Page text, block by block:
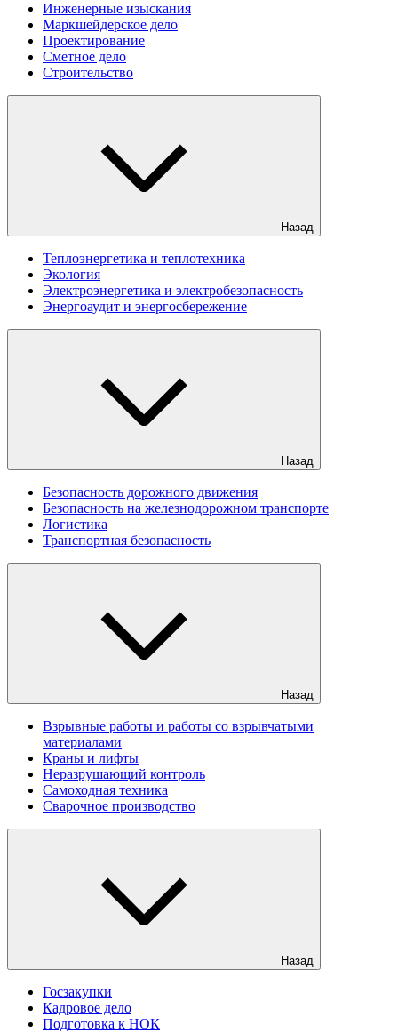
Инженерные изыскания
Маркшейдерское дело
Проектирование
Сметное дело
Строительство
Назад
Теплоэнергетика и теплотехника
Экология
Электроэнергетика и электробезопасность
Энергоаудит и энергосбережение
Назад
Безопасность дорожного движения
Безопасность на железнодорожном транспорте
Логистика
Транспортная безопасность
Назад
Взрывные работы и работы со взрывчатыми
материалами
Краны и лифты
Неразрушающий контроль
Самоходная техника
Сварочное производство
Назад
Госзакупки
Кадровое дело
Подготовка к НОК